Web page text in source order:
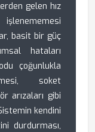
gelen hız
basit bir güç
hataları
çoğunlukla
soket
arızaları gibi
kendini
durdurması,